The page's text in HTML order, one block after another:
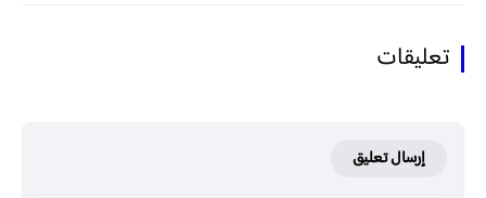
تعليقات
إرسال تعليق